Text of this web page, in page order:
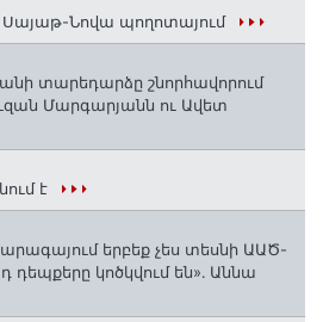
Սայաթ-Նովա պողոտայում
տարեդարձը շնորհավորում
Մարգարյանն ու Ավետ
է
երբեք չես տեսնի ԱԱԾ-
կոծկվում են»․ Աննա